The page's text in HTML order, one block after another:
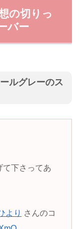
の切りっ
バー
ルグレーのス
て下さってあ
より さんのコ